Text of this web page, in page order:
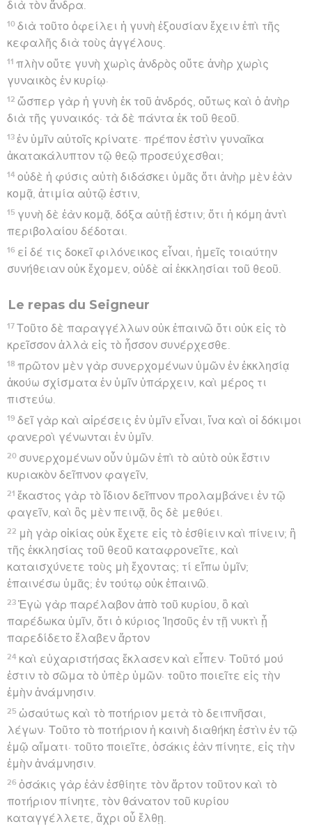
διὰ τὸν ἄνδρα.
10 διὰ τοῦτο ὀφείλει ἡ γυνὴ ἐξουσίαν ἔχειν ἐπὶ τῆς
κεφαλῆς διὰ τοὺς ἀγγέλους.
11 πλὴν οὔτε γυνὴ χωρὶς ἀνδρὸς οὔτε ἀνὴρ χωρὶς
γυναικὸς ἐν κυρίῳ·
12 ὥσπερ γὰρ ἡ γυνὴ ἐκ τοῦ ἀνδρός, οὕτως καὶ ὁ ἀνὴρ
διὰ τῆς γυναικός· τὰ δὲ πάντα ἐκ τοῦ θεοῦ.
13 ἐν ὑμῖν αὐτοῖς κρίνατε· πρέπον ἐστὶν γυναῖκα
ἀκατακάλυπτον τῷ θεῷ προσεύχεσθαι;
14 οὐδὲ ἡ φύσις αὐτὴ διδάσκει ὑμᾶς ὅτι ἀνὴρ μὲν ἐὰν
κομᾷ, ἀτιμία αὐτῷ ἐστιν,
15 γυνὴ δὲ ἐὰν κομᾷ, δόξα αὐτῇ ἐστιν; ὅτι ἡ κόμη ἀντὶ
περιβολαίου δέδοται.
16 εἰ δέ τις δοκεῖ φιλόνεικος εἶναι, ἡμεῖς τοιαύτην
συνήθειαν οὐκ ἔχομεν, οὐδὲ αἱ ἐκκλησίαι τοῦ θεοῦ.
Le repas du Seigneur
17 Τοῦτο δὲ παραγγέλλων οὐκ ἐπαινῶ ὅτι οὐκ εἰς τὸ
κρεῖσσον ἀλλὰ εἰς τὸ ἧσσον συνέρχεσθε.
18 πρῶτον μὲν γὰρ συνερχομένων ὑμῶν ἐν ἐκκλησίᾳ
ἀκούω σχίσματα ἐν ὑμῖν ὑπάρχειν, καὶ μέρος τι
πιστεύω.
19 δεῖ γὰρ καὶ αἱρέσεις ἐν ὑμῖν εἶναι, ἵνα καὶ οἱ δόκιμοι
φανεροὶ γένωνται ἐν ὑμῖν.
20 συνερχομένων οὖν ὑμῶν ἐπὶ τὸ αὐτὸ οὐκ ἔστιν
κυριακὸν δεῖπνον φαγεῖν,
21 ἕκαστος γὰρ τὸ ἴδιον δεῖπνον προλαμβάνει ἐν τῷ
φαγεῖν, καὶ ὃς μὲν πεινᾷ, ὃς δὲ μεθύει.
22 μὴ γὰρ οἰκίας οὐκ ἔχετε εἰς τὸ ἐσθίειν καὶ πίνειν; ἢ
τῆς ἐκκλησίας τοῦ θεοῦ καταφρονεῖτε, καὶ
καταισχύνετε τοὺς μὴ ἔχοντας; τί εἴπω ὑμῖν;
ἐπαινέσω ὑμᾶς; ἐν τούτῳ οὐκ ἐπαινῶ.
23 Ἐγὼ γὰρ παρέλαβον ἀπὸ τοῦ κυρίου, ὃ καὶ
παρέδωκα ὑμῖν, ὅτι ὁ κύριος Ἰησοῦς ἐν τῇ νυκτὶ ᾗ
παρεδίδετο ἔλαβεν ἄρτον
24 καὶ εὐχαριστήσας ἔκλασεν καὶ εἶπεν· Τοῦτό μού
ἐστιν τὸ σῶμα τὸ ὑπὲρ ὑμῶν· τοῦτο ποιεῖτε εἰς τὴν
ἐμὴν ἀνάμνησιν.
25 ὡσαύτως καὶ τὸ ποτήριον μετὰ τὸ δειπνῆσαι,
λέγων· Τοῦτο τὸ ποτήριον ἡ καινὴ διαθήκη ἐστὶν ἐν τῷ
ἐμῷ αἵματι· τοῦτο ποιεῖτε, ὁσάκις ἐὰν πίνητε, εἰς τὴν
ἐμὴν ἀνάμνησιν.
26 ὁσάκις γὰρ ἐὰν ἐσθίητε τὸν ἄρτον τοῦτον καὶ τὸ
ποτήριον πίνητε, τὸν θάνατον τοῦ κυρίου
καταγγέλλετε, ἄχρι οὗ ἔλθῃ.